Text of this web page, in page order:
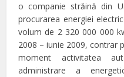
o companie străină din
procurarea energiei
volum de 2 320 000 000
2008 – iunie 2009, contrar
moment activitatea
administrare a